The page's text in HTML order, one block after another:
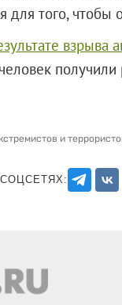
для того, чтобы
взрыва
человек
и